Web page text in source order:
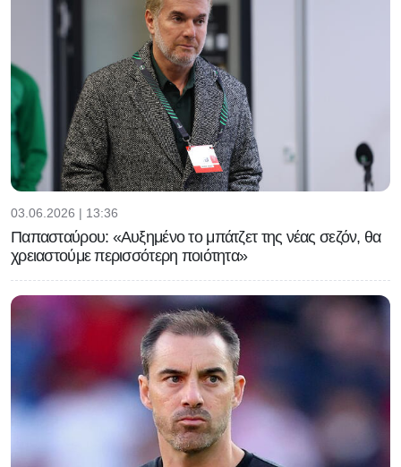
03.06.2026 | 13:36
Παπασταύρου: «Αυξημένο το μπάτζετ της νέας σεζόν, θα
χρειαστούμε περισσότερη ποιότητα»